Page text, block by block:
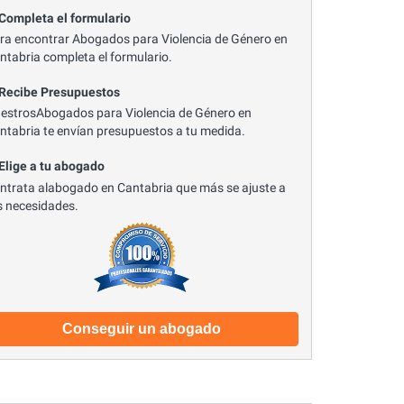
el formulario
encontrar Abogados para Violencia de Género en
completa el formulario.
Presupuestos
para Violencia de Género en
te envían presupuestos a tu medida.
a tu abogado
alabogado en Cantabria que más se ajuste a
necesidades.
Conseguir un abogado